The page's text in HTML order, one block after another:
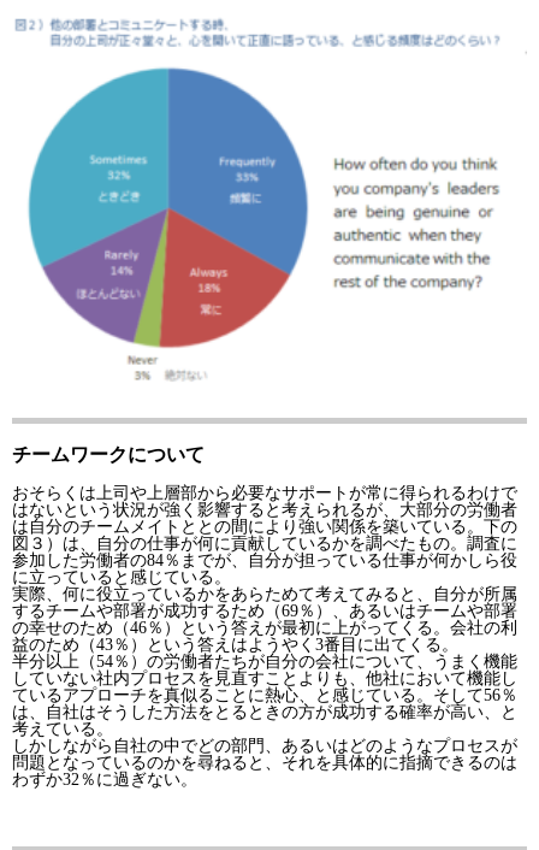
チームワークについて
おそらくは上司や上層部から必要なサポートが常に得られるわけで
はないという状況が強く影響すると考えられるが、大部分の労働者
は自分のチームメイトととの間により強い関係を築いている。下の
図３）は、自分の仕事が何に貢献しているかを調べたもの。調査に
参加した労働者の84％までが、自分が担っている仕事が何かしら役
に立っていると感じている。
実際、何に役立っているかをあらためて考えてみると、自分が所属
するチームや部署が成功するため（69％）、あるいはチームや部署
の幸せのため（46％）という答えが最初に上がってくる。会社の利
益のため（43％）という答えはようやく3番目に出てくる。
半分以上（54％）の労働者たちが自分の会社について、うまく機能
していない社内プロセスを見直すことよりも、他社において機能し
ているアプローチを真似ることに熱心、と感じている。そして56％
は、自社はそうした方法をとるときの方が成功する確率が高い、と
考えている。
しかしながら自社の中でどの部門、あるいはどのようなプロセスが
問題となっているのかを尋ねると、それを具体的に指摘できるのは
わずか32％に過ぎない。